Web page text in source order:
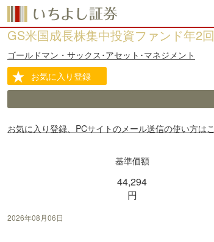
GS米国成長株集中投資ファンド年2
ゴールドマン・サックス･アセット･マネジメント
お気に入り登録
お気に入り登録、PCサイトのメール送信の使い方は
基準価額
44,294
円
2026年08月06日